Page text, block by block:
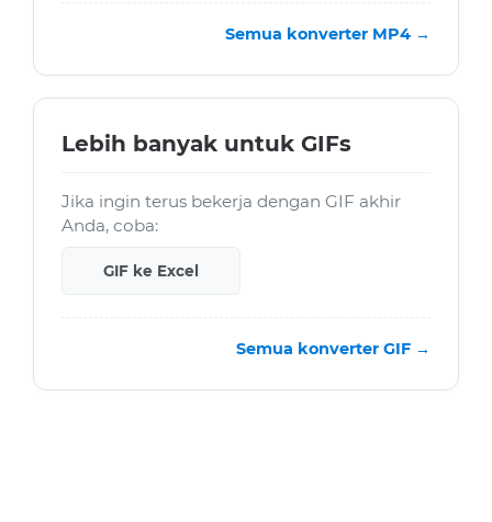
Semua konverter MP4 →
Lebih banyak untuk GIFs
Jika ingin terus bekerja dengan GIF akhir
Anda, coba:
GIF ke Excel
Semua konverter GIF →